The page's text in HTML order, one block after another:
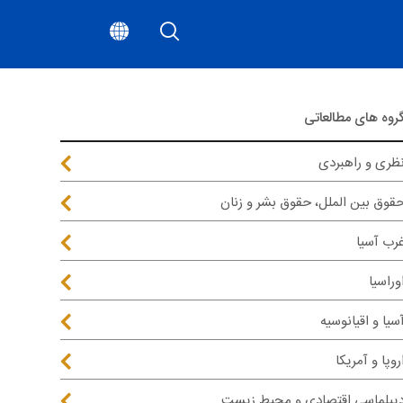
های مطالعاتی
نظری و راهبردی
بین الملل، حقوق بشر و زنان
آسیا
اوراسیا
و اقیانوسیه
اروپا و آمریکا